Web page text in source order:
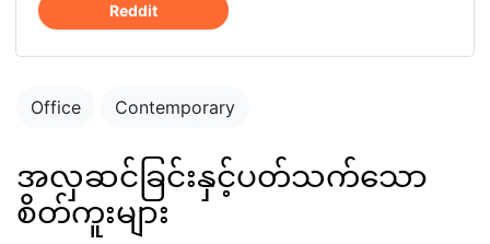
Reddit
Office Contemporary
အလှဆင်ခြင်းနှင့်ပတ်သက်သော
စိတ်ကူးများ